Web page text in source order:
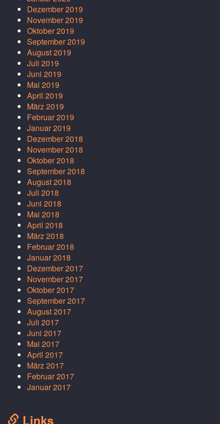
Dezember 2019
November 2019
Oktober 2019
September 2019
August 2019
Juli 2019
Juni 2019
Mai 2019
April 2019
März 2019
Februar 2019
Januar 2019
Dezember 2018
November 2018
Oktober 2018
September 2018
August 2018
Juli 2018
Juni 2018
Mai 2018
April 2018
März 2018
Februar 2018
Januar 2018
Dezember 2017
November 2017
Oktober 2017
September 2017
August 2017
Juli 2017
Juni 2017
Mai 2017
April 2017
März 2017
Februar 2017
Januar 2017
Links